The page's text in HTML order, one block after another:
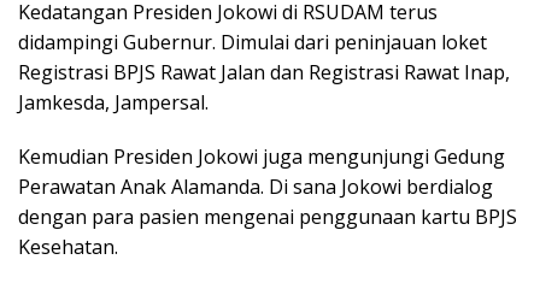
Kedatangan Presiden Jokowi di RSUDAM terus
didampingi Gubernur. Dimulai dari peninjauan loket
Registrasi BPJS Rawat Jalan dan Registrasi Rawat Inap,
Jamkesda, Jampersal.
Kemudian Presiden Jokowi juga mengunjungi Gedung
Perawatan Anak Alamanda. Di sana Jokowi berdialog
dengan para pasien mengenai penggunaan kartu BPJS
Kesehatan.